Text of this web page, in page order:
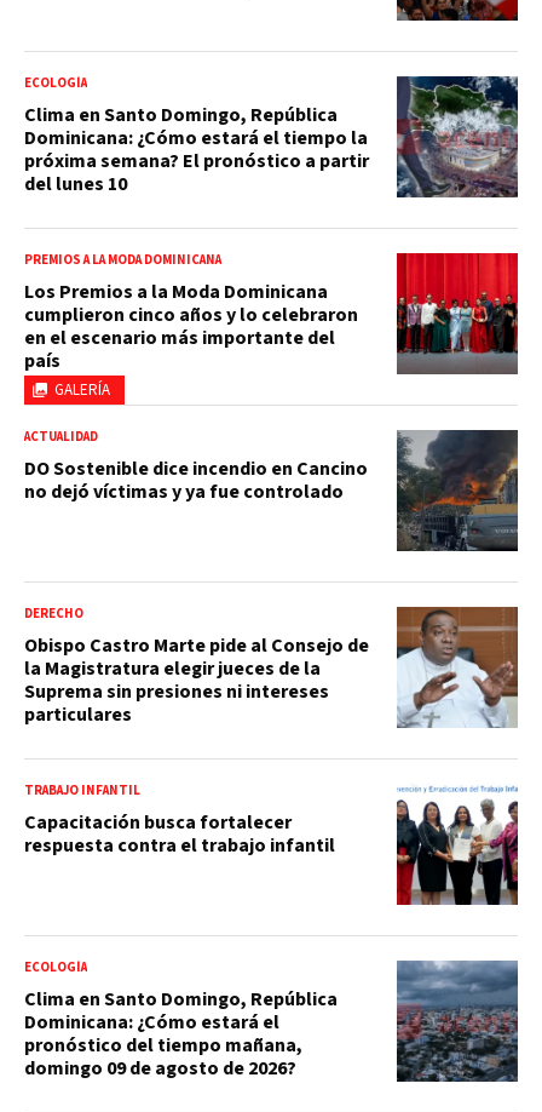
ECOLOGÍA
Clima en Santo Domingo, República
Dominicana: ¿Cómo estará el tiempo la
próxima semana? El pronóstico a partir
del lunes 10
GALERÍA
PREMIOS A LA MODA DOMINICANA
Los Premios a la Moda Dominicana
cumplieron cinco años y lo celebraron
en el escenario más importante del
país
ACTUALIDAD
DO Sostenible dice incendio en Cancino
no dejó víctimas y ya fue controlado
DERECHO
Obispo Castro Marte pide al Consejo de
la Magistratura elegir jueces de la
Suprema sin presiones ni intereses
particulares
TRABAJO INFANTIL
Capacitación busca fortalecer
respuesta contra el trabajo infantil
ECOLOGÍA
Clima en Santo Domingo, República
Dominicana: ¿Cómo estará el
pronóstico del tiempo mañana,
domingo 09 de agosto de 2026?